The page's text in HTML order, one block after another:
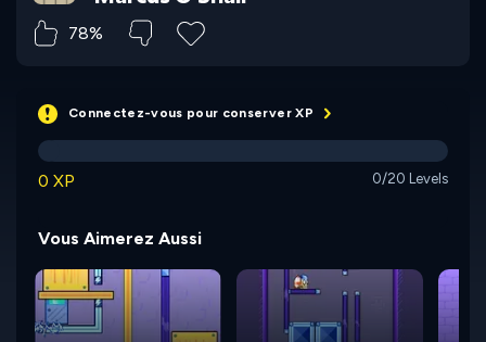
78%
Connectez-vous pour conserver XP
0 XP 0/20 Levels
Vous Aimerez Aussi